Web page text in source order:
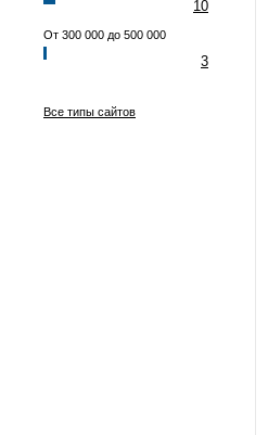
10
От 300 000 до 500 000
3
Все типы сайтов